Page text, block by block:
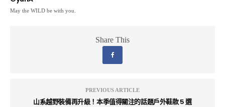
May the WILD be with you.
Share This
PREVIOUS ARTICLE
山系越野裝備再升級！本季值得關注的話題戶外鞋款 5 選